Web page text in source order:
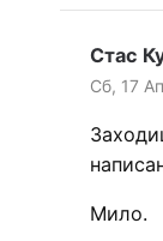
Стас
Сб, 17
Мило.